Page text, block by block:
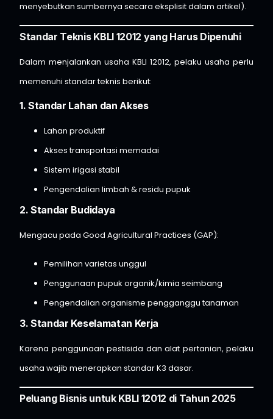
menyebutkan sumbernya secara eksplisit dalam artikel).
Standar Teknis KBLI 12012 yang Harus Dipenuhi
Dalam menjalankan usaha KBLI 12012, pelaku usaha perlu
memenuhi standar teknis berikut:
1. Standar Lahan dan Akses
Lahan produktif
Akses transportasi memadai
Sistem irigasi stabil
Pengendalian limbah & residu pupuk
2. Standar Budidaya
Mengacu pada Good Agricultural Practices (GAP):
Pemilihan varietas unggul
Penggunaan pupuk organik/kimia seimbang
Pengendalian organisme pengganggu tanaman
3. Standar Keselamatan Kerja
Karena penggunaan pestisida dan alat pertanian, pelaku
usaha wajib menerapkan standar K3 dasar.
Peluang Bisnis untuk KBLI 12012 di Tahun 2025